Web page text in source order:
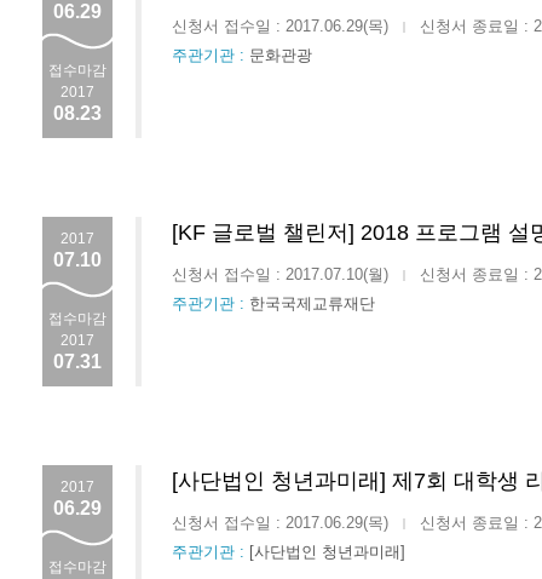
06.29
접수마감
2017
08.23
신청서 접수일 : 2017.06.29(목) |
신청서 종료일 :
주관기관 : 문화관광
2017
07.10
접수마감
2017
07.31
[KF 글로벌 챌린저] 2018 프로그램 설
신청서 접수일 : 2017.07.10(월) |
신청서 종료일 :
주관기관 : 한국국제교류재단
2017
06.29
접수마감
[사단법인 청년과미래] 제7회 대학생
신청서 접수일 : 2017.06.29(목) |
신청서 종료일 :
주관기관 : [사단법인 청년과미래]